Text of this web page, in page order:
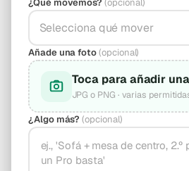
¿Qué movemos? (opcional)
Selecciona qué mover
Añade una foto(opcional)
Toca para añadir
JPG o PNG · varias
¿Algo más? (opcional)